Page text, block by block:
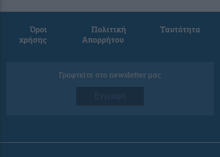
Όροι
χρήσης
Πολιτική
Απορρήτου
Ταυτότητα
Γραφτείτε στο newsletter μας
Εγγραφή